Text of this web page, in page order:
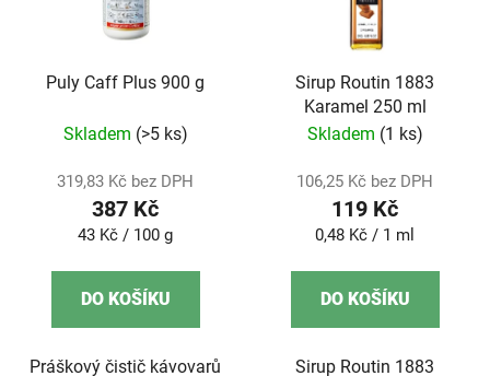
Puly Caff Plus 900 g
Skladem (>5 ks)
319,83 Kč bez DPH
387 Kč
Měrná
43 Kč / 100 g
DO KOŠÍKU
Práškový čistič kávovarů
Sirup Routin 1883
Karamel 250 ml
Skladem (1 ks)
106,25 Kč bez DPH
119 Kč
Měrná
0,48 Kč / 1 ml
DO KOŠÍKU
Sirup Routin 1883